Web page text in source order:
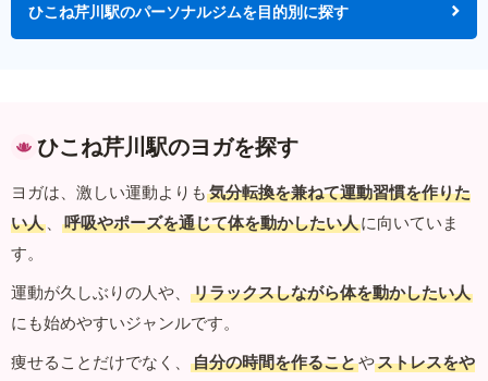
ひこね芹川駅のパーソナルジムを目的別に探す
ひこね芹川駅のヨガを探す
ヨガは、激しい運動よりも 気分転換を兼ねて運動習慣を作りた
い人 、 呼吸やポーズを通じて体を動かしたい人に向いていま
す。
運動が久しぶりの人や、
リラックスしながら体を動かしたい人
にも始めやすいジャンルです。
痩せることだけでなく、
自分の時間を作ることやストレスをや